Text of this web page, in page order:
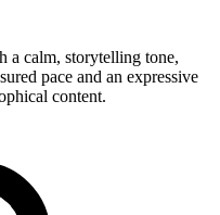
a calm, storytelling tone,
pace and an expressive
content.